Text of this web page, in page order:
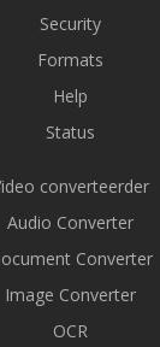
Security
Formats
Help
Status
converteerder
Audio Converter
Converter
Image Converter
OCR